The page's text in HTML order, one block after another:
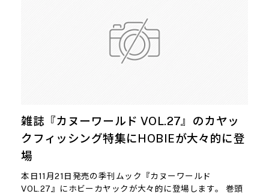
雑誌『カヌーワールド VOL.27』のカヤッ
クフィッシング特集にHOBIEが大々的に登
場
本日11月21日発売の季刊ムック『カヌーワールド
VOL.27』にホビーカヤックが大々的に登場します。 巻頭